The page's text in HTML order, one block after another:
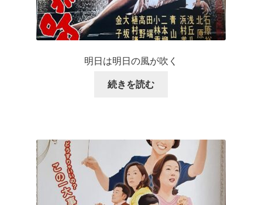
明日は明日の風が吹く
続きを読む